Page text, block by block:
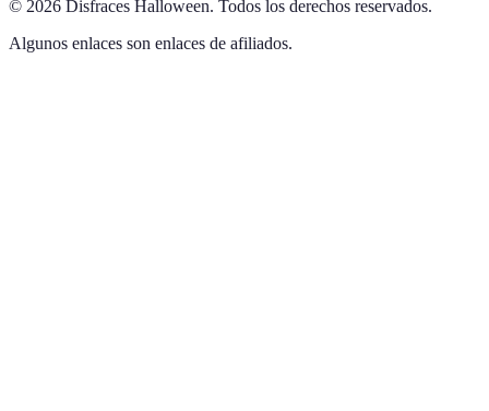
© 2026 Disfraces Halloween. Todos los derechos reservados.
Algunos enlaces son enlaces de afiliados.